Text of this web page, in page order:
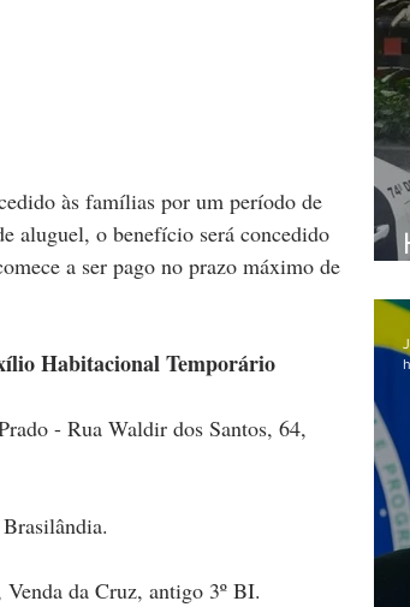
às famílias por um período de
aluguel, o benefício será concedido
a ser pago no prazo máximo de
Habitacional Temporário
- Rua Waldir dos Santos, 64,
da Cruz, antigo 3º BI.